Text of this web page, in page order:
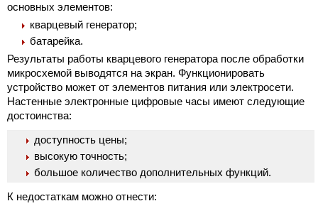
основных элементов:
кварцевый генератор;
батарейка.
Результаты работы кварцевого генератора после обработки
микросхемой выводятся на экран. Функционировать
устройство может от элементов питания или электросети.
Настенные электронные цифровые часы имеют следующие
достоинства:
доступность цены;
высокую точность;
большое количество дополнительных функций.
К недостаткам можно отнести: